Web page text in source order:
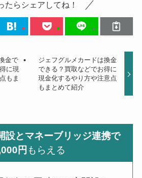
たらシェアしてね！
金で
に現
もま
ジェフグルメカードは換金
できる？買取などでお得に
現金化するやり方や注意点
もまとめて紹介
設とマネーブリッジ連携で
円 もらえる